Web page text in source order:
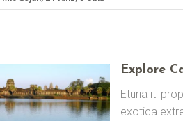
Explore
Eturia iti
exotica